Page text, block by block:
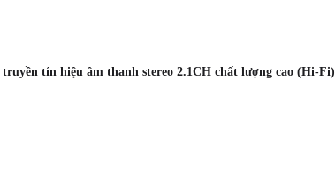
truyền tín hiệu âm thanh stereo 2.1CH chất lượng cao (Hi-Fi)